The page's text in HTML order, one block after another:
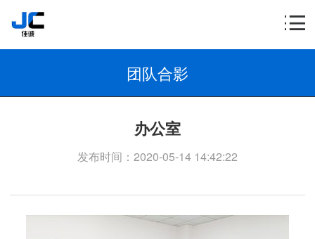
团队合影
办公室
发布时间：2020-05-14 14:42:22